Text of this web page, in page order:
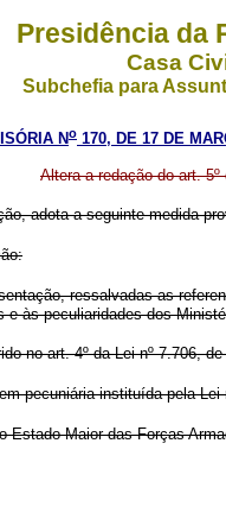
Presidência da
Casa
Subchefia para
No 170, DE 17 DE
Altera a redação do art.
adota a seguinte medida
ressalvadas as
às peculiaridades dos
no art. 4º da Lei nº 7.706,
pecuniária instituída pela Lei
Maior das Forças